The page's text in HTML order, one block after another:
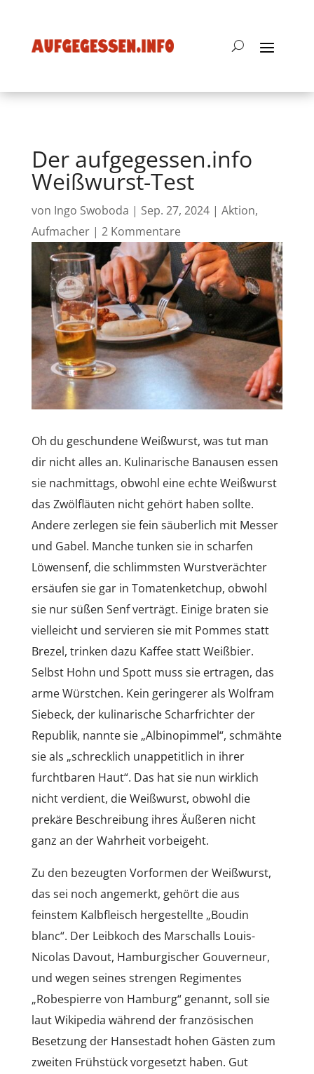
Der aufgegessen.info
Weißwurst-Test
von Ingo Swoboda | Sep. 27, 2024| Aktion,
Aufmacher| 2 Kommentare
Oh du geschundene Weißwurst, was tut man
dir nicht alles an. Kulinarische Banausen essen
sie nachmittags, obwohl eine echte Weißwurst
das Zwölfläuten nicht gehört haben sollte.
Andere zerlegen sie fein säuberlich mit Messer
und Gabel. Manche tunken sie in scharfen
Löwensenf, die schlimmsten Wurstverächter
ersäufen sie gar in Tomatenketchup, obwohl
sie nur süßen Senf verträgt. Einige braten sie
vielleicht und servieren sie mit Pommes statt
Brezel, trinken dazu Kaffee statt Weißbier.
Selbst Hohn und Spott muss sie ertragen, das
arme Würstchen. Kein geringerer als Wolfram
Siebeck, der kulinarische Scharfrichter der
Republik, nannte sie „Albinopimmel“, schmähte
sie als „schrecklich unappetitlich in ihrer
furchtbaren Haut“. Das hat sie nun wirklich
nicht verdient, die Weißwurst, obwohl die
prekäre Beschreibung ihres Äußeren nicht
ganz an der Wahrheit vorbeigeht.
Zu den bezeugten Vorformen der Weißwurst,
das sei noch angemerkt, gehört die aus
feinstem Kalbfleisch hergestellte „Boudin
blanc“. Der Leibkoch des Marschalls Louis-
Nicolas Davout, Hamburgischer Gouverneur,
und wegen seines strengen Regimentes
„Robespierre von Hamburg“ genannt, soll sie
laut Wikipedia während der französischen
Besetzung der Hansestadt hohen Gästen zum
zweiten Frühstück vorgesetzt haben. Gut